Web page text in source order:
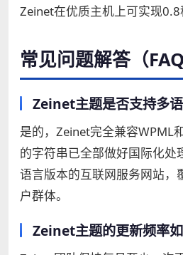
Zeinet在优质主机上可实现0.8
常见问题解答（FAQ
Zeinet主题是否支持多语
是的，Zeinet完全兼容WPML
的字符串已全部做好国际化处
语言版本的互联网服务网站，
户群体。
Zeinet主题的更新频率如